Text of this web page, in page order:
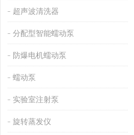
超声波清洗器
分配型智能蠕动泵
防爆电机蠕动泵
蠕动泵
实验室注射泵
旋转蒸发仪